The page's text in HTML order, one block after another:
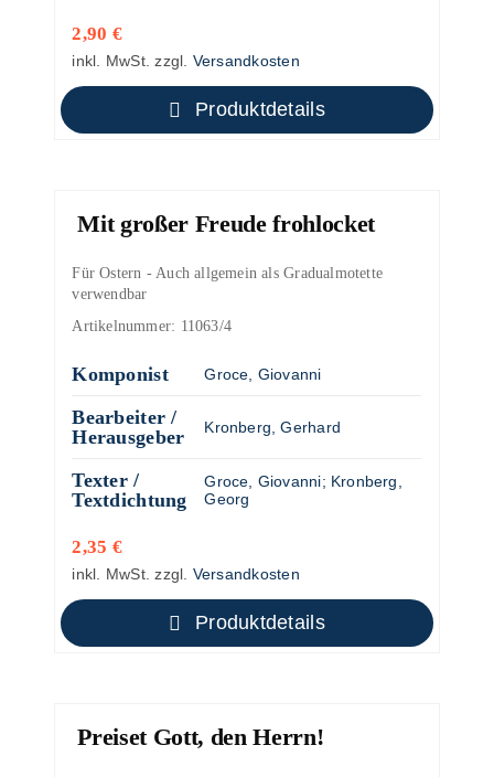
2,90 €
inkl. MwSt. zzgl. Versandkosten
Produktdetails
Mit großer Freude frohlocket
Für Ostern - Auch allgemein als Gradualmotette
verwendbar
Artikelnummer: 11063/4
Komponist Groce, Giovanni
Bearbeiter /
Herausgeber
Kronberg, Gerhard
Texter /
Textdichtung
Groce, Giovanni; Kronberg,
Georg
2,35 €
inkl. MwSt. zzgl. Versandkosten
Produktdetails
Preiset Gott, den Herrn!